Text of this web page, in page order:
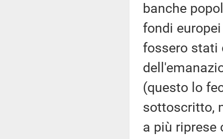
banche
fondi
fossero stati
(questo lo
sottoscritto,
a più riprese